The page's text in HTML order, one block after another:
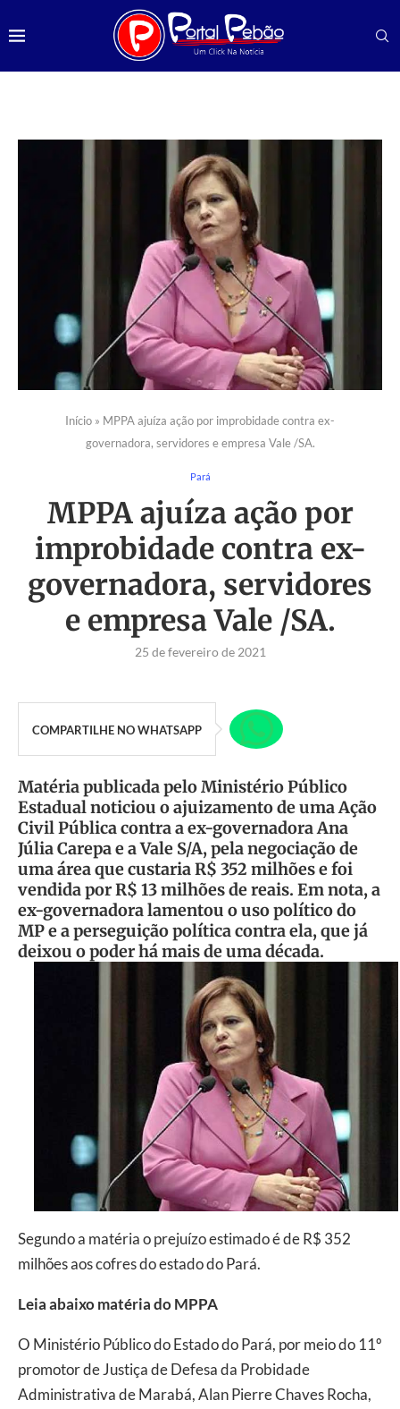
Início » MPPA ajuíza ação por improbidade contra ex-
governadora, servidores e empresa Vale /SA.
Pará
MPPA ajuíza ação por
improbidade contra ex-
governadora, servidores
e empresa Vale /SA.
25 de fevereiro de 2021
COMPARTILHE NO WHATSAPP
Matéria publicada pelo Ministério Público
Estadual noticiou o ajuizamento de uma Ação
Civil Pública contra a ex-governadora Ana
Júlia Carepa e a Vale S/A, pela negociação de
uma área que custaria R$ 352 milhões e foi
vendida por R$ 13 milhões de reais. Em nota, a
ex-governadora lamentou o uso político do
MP e a perseguição política contra ela, que já
deixou o poder há mais de uma década.
Segundo a matéria o prejuízo estimado é de R$ 352
milhões aos cofres do estado do Pará.
Leia abaixo matéria do MPPA
O Ministério Público do Estado do Pará, por meio do 11º
promotor de Justiça de Defesa da Probidade
Administrativa de Marabá, Alan Pierre Chaves Rocha,